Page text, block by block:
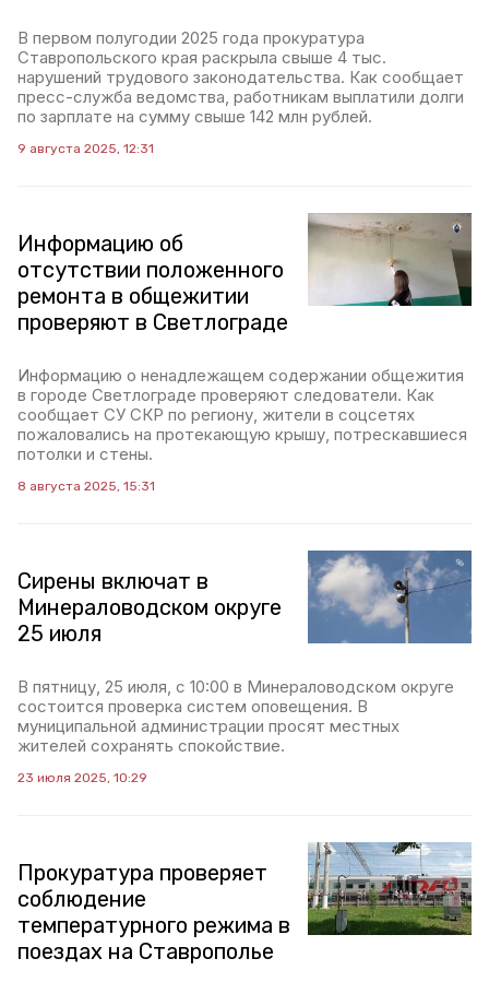
В первом полугодии 2025 года прокуратура
Ставропольского края раскрыла свыше 4 тыс.
нарушений трудового законодательства. Как сообщает
пресс-служба ведомства, работникам выплатили долги
по зарплате на сумму свыше 142 млн рублей.
9 августа 2025, 12:31
Информацию об
отсутствии положенного
ремонта в общежитии
проверяют в Светлограде
Информацию о ненадлежащем содержании общежития
в городе Светлограде проверяют следователи. Как
сообщает СУ СКР по региону, жители в соцсетях
пожаловались на протекающую крышу, потрескавшиеся
потолки и стены.
8 августа 2025, 15:31
Сирены включат в
Минераловодском округе
25 июля
В пятницу, 25 июля, с 10:00 в Минераловодском округе
состоится проверка систем оповещения. В
муниципальной администрации просят местных
жителей сохранять спокойствие.
23 июля 2025, 10:29
Прокуратура проверяет
соблюдение
температурного режима в
поездах на Ставрополье